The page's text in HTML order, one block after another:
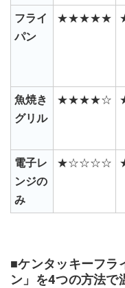
フライ
パン
★★★★★
魚焼き
グリル
★★★★☆
電子レ
ンジの
み
★☆☆☆☆
■ケンタッキーフラ
ン」を4つの方法で